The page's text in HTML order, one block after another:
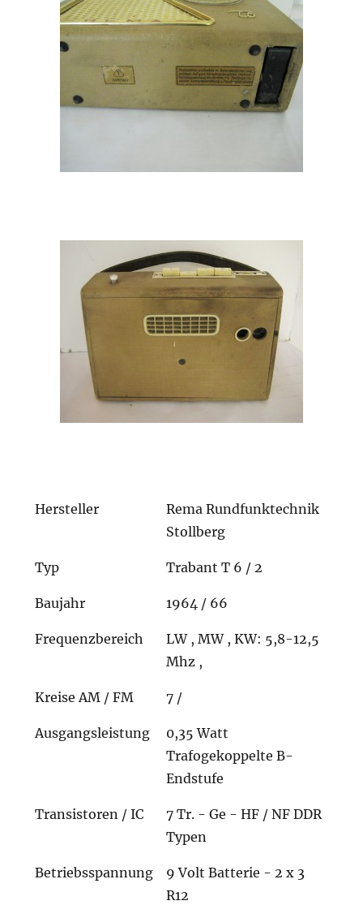
Hersteller
Rema Rundfunktechnik
Stollberg
Typ Trabant T 6 / 2
Baujahr 1964 / 66
Frequenzbereich
LW , MW , KW: 5,8-12,5
Mhz ,
Kreise AM / FM 7 /
Ausgangsleistung
0,35 Watt
Trafogekoppelte B-
Endstufe
Transistoren / IC
7 Tr. - Ge - HF / NF DDR
Typen
Betriebsspannung
9 Volt Batterie - 2 x 3
R12